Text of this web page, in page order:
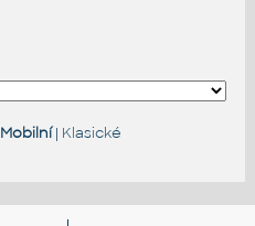
Mobilní| Klasické